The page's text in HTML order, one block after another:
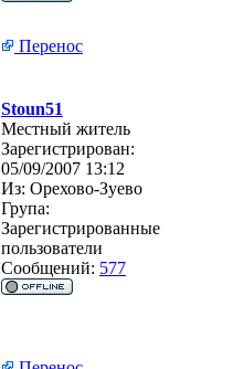
Перенос
Stoun51
Местный житель
Зарегистрирован:
05/09/2007 13:12
Из: Орехово-Зуево
Група:
Зарегистрированные
пользователи
Сообщений: 577